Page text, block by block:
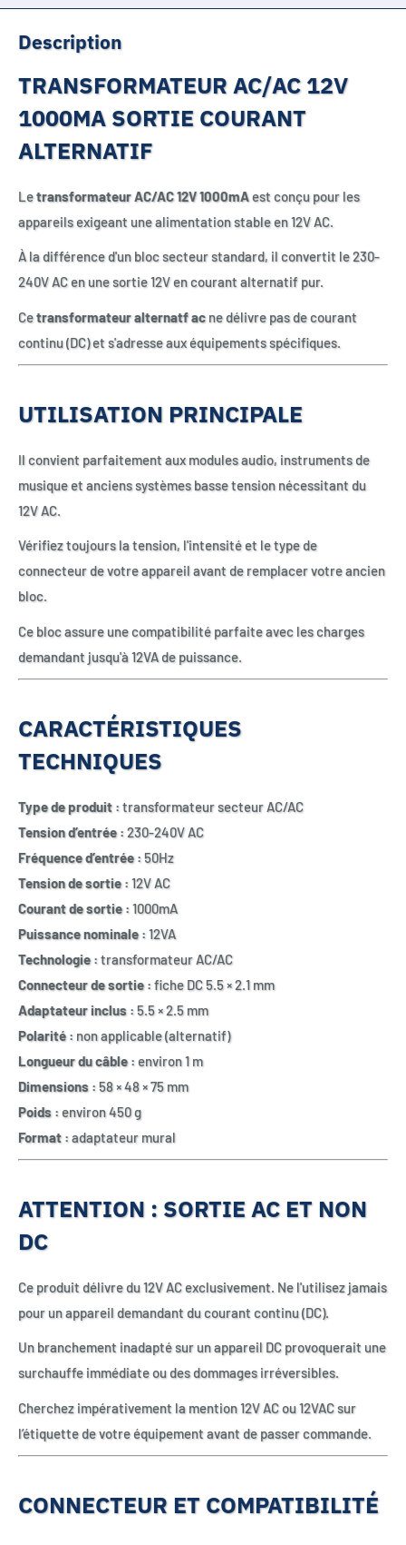
Description
TRANSFORMATEUR AC/AC 12V
1000MA SORTIE COURANT
ALTERNATIF
Letransformateur AC/AC 12V 1000mAest conçu pour les
appareils exigeant une alimentation stable en 12V AC.
À la différence d'un bloc secteur standard, il convertit le 230-
240V AC en une sortie 12V en courant alternatif pur.
Cetransformateur alternatf ac ne délivre pas de courant
continu (DC) et s'adresse aux équipements spécifiques.
UTILISATION PRINCIPALE
Il convient parfaitement aux modules audio, instruments de
musique et anciens systèmes basse tension nécessitant du
12V AC.
Vérifiez toujours la tension, l'intensité et le type de
connecteur de votre appareil avant de remplacer votre ancien
bloc.
Ce bloc assure une compatibilité parfaite avec les charges
demandant jusqu'à 12VA de puissance.
CARACTÉRISTIQUES
TECHNIQUES
Type de produit :transformateur secteur AC/AC
Tension d’entrée :230-240V AC
Fréquence d’entrée :50Hz
Tension de sortie :12V AC
Courant de sortie :1000mA
Puissance nominale :12VA
Technologie :transformateur AC/AC
Connecteur de sortie :fiche DC 5.5 × 2.1 mm
Adaptateur inclus :5.5 × 2.5 mm
Polarité : non applicable (alternatif)
Longueur du câble :environ 1 m
Dimensions :58 × 48 × 75 mm
Poids :environ 450 g
Format :adaptateur mural
ATTENTION : SORTIE AC ET NON
DC
Ce produit délivre du 12V AC exclusivement. Ne l'utilisez jamais
pour un appareil demandant du courant continu (DC).
Un branchement inadapté sur un appareil DC provoquerait une
surchauffe immédiate ou des dommages irréversibles.
Cherchez impérativement la mention 12V AC ou 12VAC sur
l’étiquette de votre équipement avant de passer commande.
CONNECTEUR ET COMPATIBILITÉ